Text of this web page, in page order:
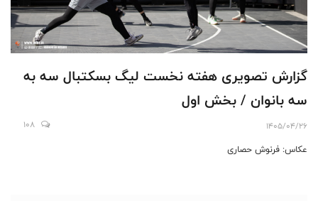
گزارش تصویری هفته نخست لیگ بسکتبال سه به
سه بانوان / بخش اول
1405/04/26
108
عکاس: فرنوش حصاری